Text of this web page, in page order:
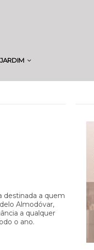
destinada a quem
Almodóvar,
a qualquer
o ano.